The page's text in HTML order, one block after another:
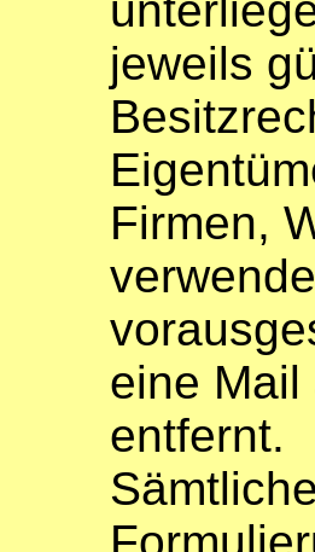
jeweils
Firmen,
eine Mail
entfernt.